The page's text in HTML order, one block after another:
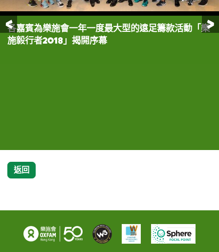
前一頁
各嘉賓為樂施會一年一度最大型的遠足籌款活動「樂
施毅行者2018」揭開序幕
樂施毅行者籌委會主席陳智思於「樂施毅行者
2018」記者會上致歡迎辭
三位活動海報封面人物：（左起）去年剛滿18歲便首
度參加的毅行者Hardeep Singh、樂施毅行者
由演藝人、歌手組成的毅行隊「Chord Walker行
走的和弦」包括：（左起） ViuTV藝人黃奕晨
由演藝人、歌手組成的毅行隊「Chord Walker行
走的和弦」包括：（左起） ViuTV藝人黃奕晨
眾嘉賓主持啟動儀式，齊見證「毅行–就是變型」！
（左起）：音樂組合C AllStar成員陳健安(On
返回